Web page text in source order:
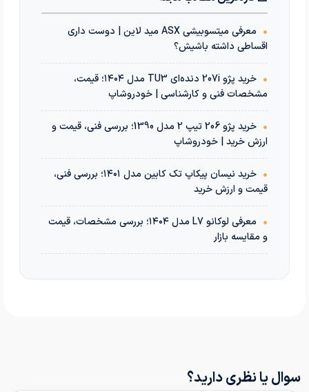
•
معرفی میتسوبیشی ASX مید لاین | دوست داری
اقساطی داشته باشیش؟
•
خرید پژو 207i دنده‌ای TU3 مدل ۱۴۰۴؛ قیمت،
مشخصات فنی و کارشناسی | خودروشاپ
•
خرید پژو 206 تیپ 2 مدل 1390؛ بررسی فنی، قیمت و
ارزش خرید | خودروشاپ
•
خرید نیسان پیکاپ تک کابین مدل ۱۴۰۱؛ بررسی فنی،
قیمت و ارزش خرید
•
معرفی لوکانو L7 مدل ۱۴۰۴؛ بررسی مشخصات، قیمت
و مقایسه بازار
سوال یا نظری دارید؟